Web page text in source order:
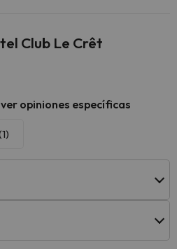
Club Le Crêt
opiniones específicas